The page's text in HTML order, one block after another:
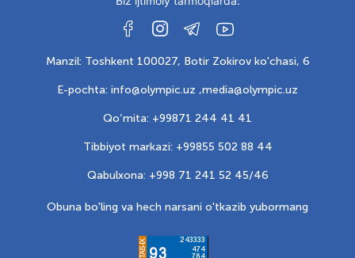
Manzil: Toshkent 100027, Botir Zokirov ko'chasi, 6
E-pochta: info@olympic.uz ,media@olympic.uz
Qo‘mita: +99871 244 41 41
Tibbiyot markazi: +99855 502 88 44
Qabulxona: +998 71 241 52 45/46
Obuna bo'ling va hech narsani o'tkazib yubormang